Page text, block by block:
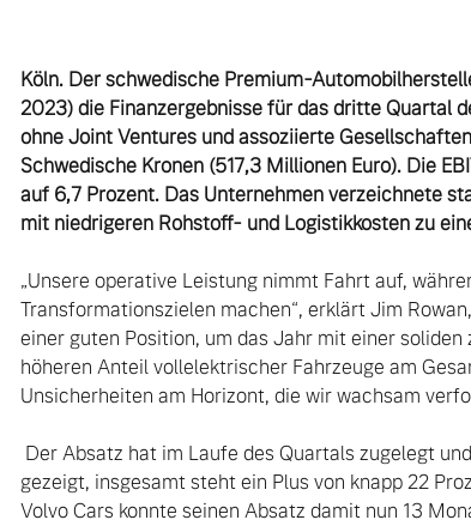
Köln. Der schwedische Premium-
2023) die Finanzergebnisse für das dritte Quartal
ohne Joint Ventures und assoziierte
Schwedische Kronen (517,3 Millionen Euro). Die
auf 6,7 Prozent. Das Unternehmen verzeichnete
mit niedrigeren Rohstoff- und Logistikkosten zu
„Unsere operative Leistung nimmt Fahrt auf,
Transformationszielen machen“, erklärt Jim
einer guten Position, um das Jahr mit einer
höheren Anteil vollelektrischer Fahrzeuge am
Unsicherheiten am Horizont, die wir wachsam
gezeigt, insgesamt steht ein Plus von knapp 22
Volvo Cars konnte seinen Absatz damit nun 13